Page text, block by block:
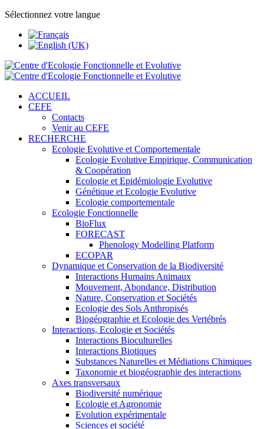
Sélectionnez votre langue
ACCUEIL
CEFE
Contacts
Venir au CEFE
RECHERCHE
Ecologie Evolutive et Comportementale
Ecologie Evolutive Empirique, Communication
& Coopération
Ecologie et Epidémiologie Evolutive
Génétique et Ecologie Evolutive
Ecologie comportementale
Ecologie Fonctionnelle
BioFlux
FORECAST
Phenology Modelling Platform
ECOPAR
Dynamique et Conservation de la Biodiversité
Interactions Humains Animaux
Mouvement, Abondance, Distribution
Nature, Conservation et Sociétés
Ecologie des Sols Anthropisés
Biogéographie et Ecologie des Vertébrés
Interactions, Ecologie et Sociétés
Interactions Bioculturelles
Interactions Biotiques
Substances Naturelles et Médiations Chimiques
Taxonomie et biogéographie des interactions
Axes transversaux
Biodiversité numérique
Ecologie et Agronomie
Evolution expérimentale
Sciences et société